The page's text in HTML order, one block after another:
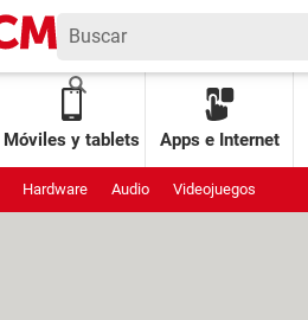
Móviles y tablets Apps e Internet
Hardware Audio Videojuegos